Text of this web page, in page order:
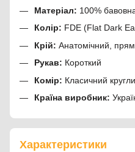
Матеріал: 100%
Колір: FDE (Flat Dark
Крій: Анатомічний,
Рукав: Короткий
Комір: Класичний
Країна виробник:
Характеристики